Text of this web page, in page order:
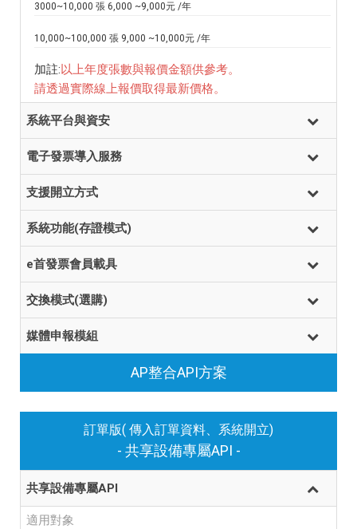
3000~10,000 張 6,000 ~9,000元 /年
10,000~100,000 張 9,000 ~10,000元 /年
加註:以上年度張數與報價金額供參考。
請透過實際線上報價取得最新價格。
系統平台與資安
電子發票導入服務
支援開立方式
系統功能(存證模式)
e首發票會員載具
交換模式(選購)
媒體申報模組
AP整合API方案
訂單版( 傳入訂單資料、系統開立)
- 共享設備專屬API -
共享設備專屬API
適用對象